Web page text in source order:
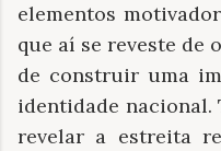
elementos
que aí se reveste de
de construir uma
identidade nacional.
revelar a estreita